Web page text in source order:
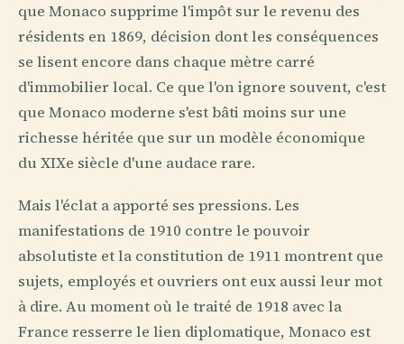
que Monaco supprime l'impôt sur le revenu des
résidents en 1869, décision dont les conséquences
se lisent encore dans chaque mètre carré
d'immobilier local. Ce que l'on ignore souvent, c'est
que Monaco moderne s'est bâti moins sur une
richesse héritée que sur un modèle économique
du XIXe siècle d'une audace rare.
Mais l'éclat a apporté ses pressions. Les
manifestations de 1910 contre le pouvoir
absolutiste et la constitution de 1911 montrent que
sujets, employés et ouvriers ont eux aussi leur mot
à dire. Au moment où le traité de 1918 avec la
France resserre le lien diplomatique, Monaco est